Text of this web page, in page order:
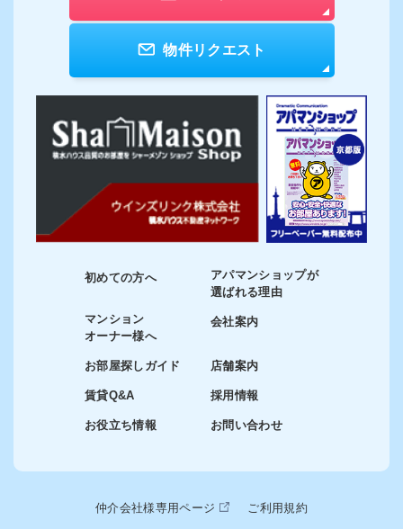
物件リクエスト
初めての方へ
マンション
オーナー様へ
お部屋探しガイド
賃貸Q&A
お役立ち情報
アパマンショップが
選ばれる理由
会社案内
店舗案内
採用情報
お問い合わせ
仲介会社様専用ページ ご利用規約